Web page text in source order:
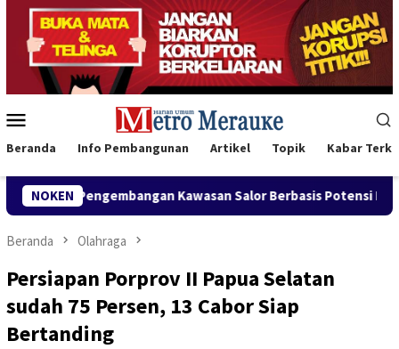
Loncat
konten
Mobile
Beranda Info Pembangunan Artikel Topik Kabar
NOKEN Kawasan Salor Berbasis Potensi Lokal
Beranda Olahraga
Persiapan Porprov II Papua Selatan
sudah 75 Persen, 13 Cabor Siap
Bertanding